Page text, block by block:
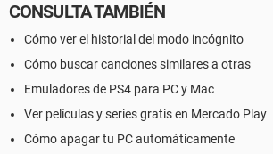
CONSULTA TAMBIÉN
Cómo ver el historial del modo incógnito
Cómo buscar canciones similares a otras
Emuladores de PS4 para PC y Mac
Ver películas y series gratis en Mercado Play
Cómo apagar tu PC automáticamente